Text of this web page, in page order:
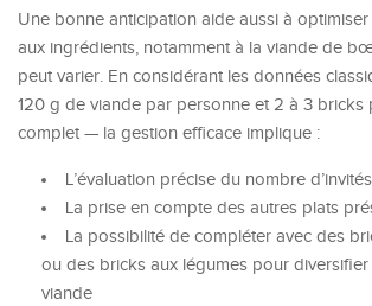
Une bonne anticipation aide aussi à
aux ingrédients, notamment à la viande de
peut varier. En considérant les données
120 g de viande par personne et 2 à 3 bricks
complet — la gestion efficace implique :
L’évaluation précise du nombre d’invités
La prise en compte des autres plats
La possibilité de compléter avec des
ou des bricks aux légumes pour diversifier
viande